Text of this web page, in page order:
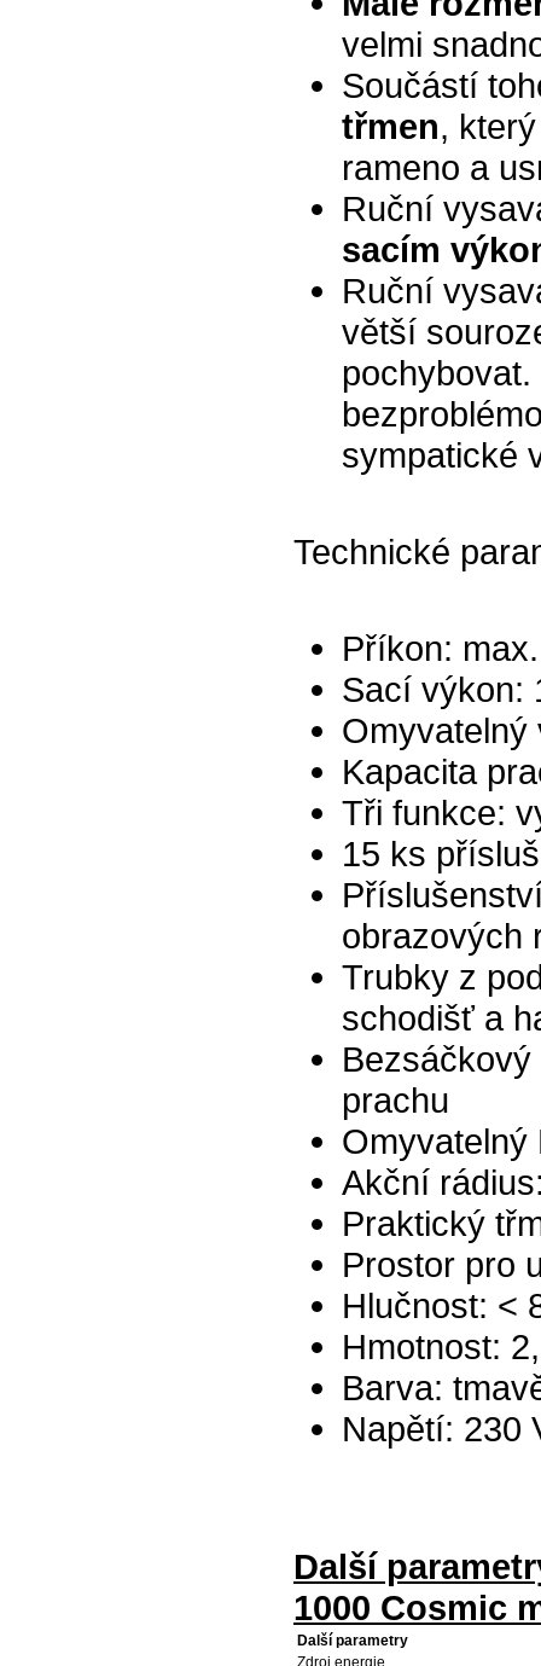
velmi
Součástí
třmen,
rameno a
Ruční
sacím
Ruční
větší
sympatické
Technické
Příkon:
Sací výkon:
Omyvatelný
Kapacita
Tři funkce:
15 ks
obrazových
Trubky z
schodišť a
prachu
Omyvatelný
Akční
Praktický
Prostor pro
Hlučnost: <
Hmotnost:
Barva:
Napětí: 230
Další
1000 Cosmic
Další parametry
Zdroj energie